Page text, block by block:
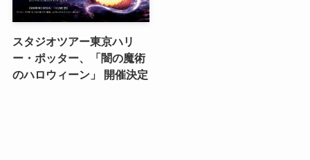
スタジオツアー東京ハリ
ー・ポッター、「闇の魔術
のハロウィーン」 開催決定